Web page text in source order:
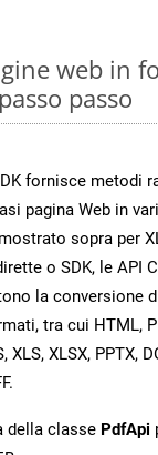
web in
passo
fornisce metodi
pagina Web in
sopra per
o SDK, le API
la conversione
tra cui HTML,
XLS, XLSX, PPTX,
della classe PdfApi